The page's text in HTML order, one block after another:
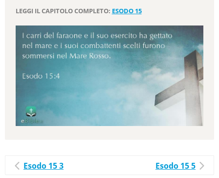
LEGGI IL CAPITOLO COMPLETO: ESODO 15
Esodo 15 3 Esodo 15 5